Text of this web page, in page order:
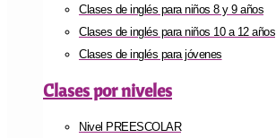
Clases de inglés para niños 8 y 9 años
Clases de inglés para niños 10 a 12 años
Clases de inglés para jóvenes
Clases por niveles
Nivel PREESCOLAR